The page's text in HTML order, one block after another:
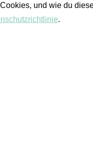
und wie du
.